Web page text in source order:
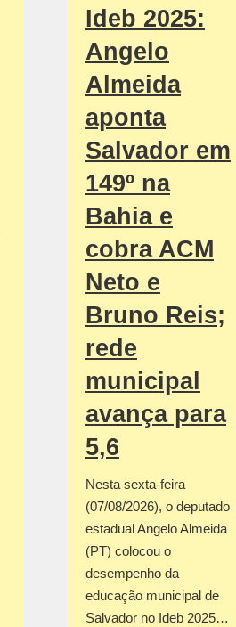
Ideb 2025:
Angelo
Almeida
aponta
Salvador em
149º na
Bahia e
cobra ACM
Neto e
Bruno Reis;
rede
municipal
avança para
5,6
Nesta sexta-feira
(07/08/2026), o deputado
estadual Angelo Almeida
(PT) colocou o
desempenho da
educação municipal de
Salvador no Ideb 2025…